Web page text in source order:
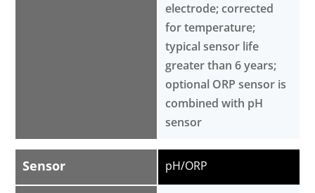
electrode; corrected
for temperature;
typical sensor life
greater than 6 years;
optional ORP sensor is
combined with pH
sensor
Sensor pH/ORP